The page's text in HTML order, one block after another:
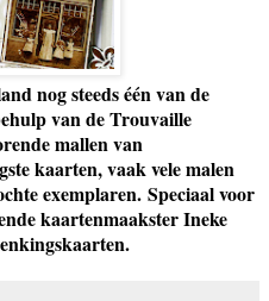
nog steeds één van de
van de Trouvaille
mallen van
kaarten, vaak vele malen
exemplaren. Speciaal voor
kaartenmaakster Ineke